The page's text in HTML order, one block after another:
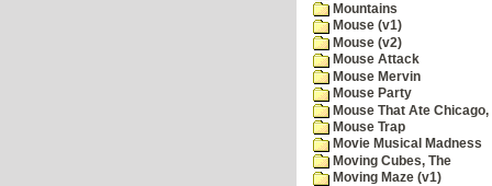
Mountains
Mouse (v1)
Mouse (v2)
Mouse Attack
Mouse Mervin
Mouse Party
Mouse That Ate Chicago,
Mouse Trap
Movie Musical Madness
Moving Cubes, The
Moving Maze (v1)